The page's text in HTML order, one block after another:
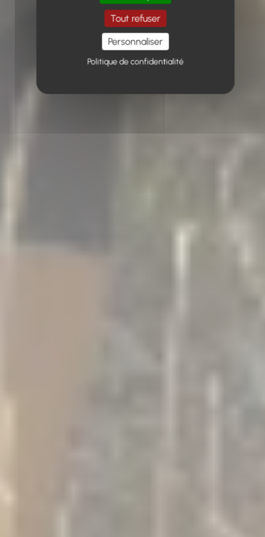
Tout refuser
Personnaliser
Politique de confidentialité